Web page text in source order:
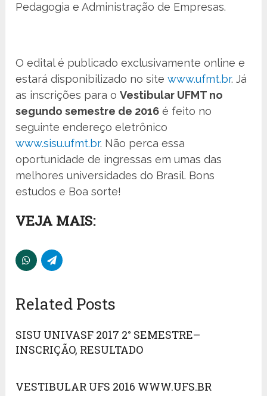
Pedagogia e Administração de Empresas.
O edital é publicado exclusivamente online e
estará disponibilizado no sitewww.ufmt.br. Já
as inscrições para oVestibular UFMT no
segundo semestre de 2016 é feito no
seguinte endereço eletrônico
www.sisu.ufmt.br. Não perca essa
oportunidade de ingressas em umas das
melhores universidades do Brasil. Bons
estudos e Boa sorte!
VEJA MAIS:
Related Posts
SISU UNIVASF 2017 2° SEMESTRE–
INSCRIÇÃO, RESULTADO
VESTIBULAR UFS 2016 WWW.UFS.BR